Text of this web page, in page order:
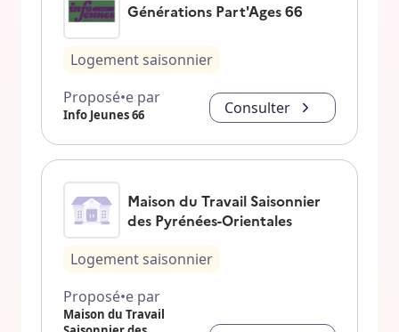
Générations Part'Ages 66
Logement saisonnier
Proposé•e par
Info Jeunes 66 Consulter
Maison du Travail Saisonnier
des Pyrénées-Orientales
Logement saisonnier
Proposé•e par
Maison du Travail